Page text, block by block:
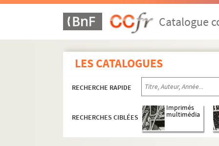
Catalogue
LES CATALOGUES
RECHERCHE RAPIDE
RECHERCHES CIBLÉES
Imprimés
multimédia
H-IMAR-16-81-213. Sainte Solange
H-IMAR-16-82-214. Saint Spiridion
H-IMAR-16-82-215. Saint Spiridion
H-IMAR-16-83-216. Speciosusmo,
H-IMAR-16-83-217. Speciosusmo,
H-IMAR-16-83-218. Speciosusmo,
H-IMAR-16-84-219. Saint Sturn,
H-IMAR-16-85-220. Saint Sturme
H-IMAR-16-85-221. Saint Sturme
H-IMAR-16-85-222. Saint Sturme